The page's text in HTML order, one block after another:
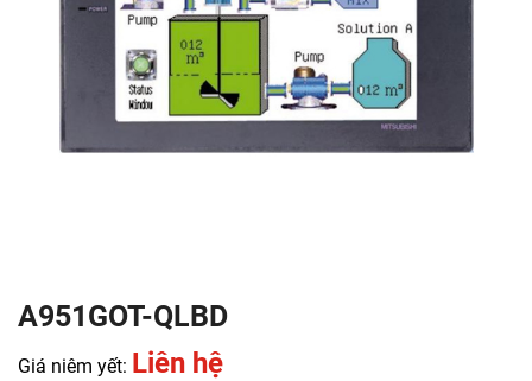
A951GOT-QLBD
Giá niêm yết: Liên hệ